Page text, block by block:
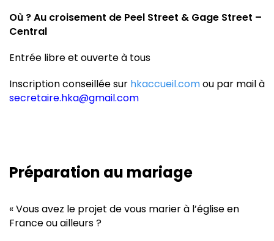
Où ? Au croisement de Peel Street & Gage Street –
Central
Entrée libre et ouverte à tous
Inscription conseillée sur hkaccueil.comou par mail à
secretaire.hka@gmail.com
Préparation au mariage
« Vous avez le projet de vous marier à l’église en
France ou ailleurs ?